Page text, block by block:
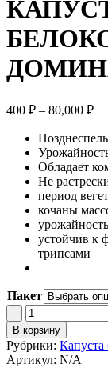
400 ₽ – 80,000 ₽
–
Обладает
Не
период
кочаны
устойчив к
трипсами
Пакет
КАПУСТА
ДОМИНАНТА
F1
quantity
В корзину
Рубрики: Капуста
Артикул: N/A